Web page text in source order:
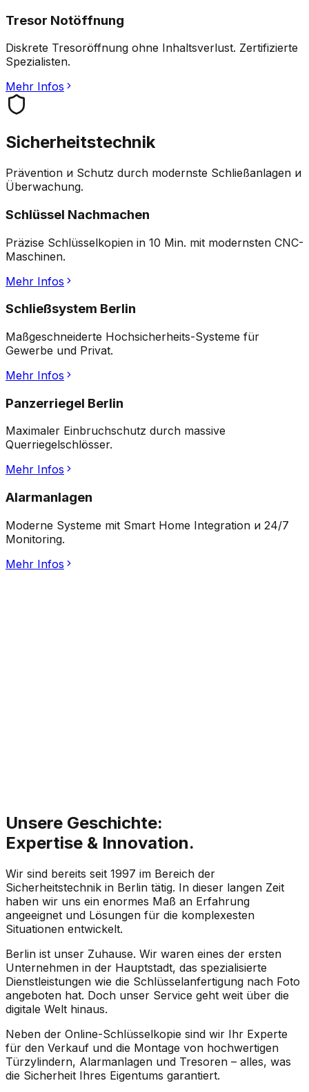
Tresor Notöffnung
Diskrete Tresoröffnung ohne Inhaltsverlust. Zertifizierte
Spezialisten.
Mehr Infos
Sicherheitstechnik
Prävention и Schutz durch modernste Schließanlagen и
Überwachung.
Schlüssel Nachmachen
Präzise Schlüsselkopien in 10 Min. mit modernsten CNC-
Maschinen.
Mehr Infos
Schließsystem Berlin
Maßgeschneiderte Hochsicherheits-Systeme für
Gewerbe und Privat.
Mehr Infos
Panzerriegel Berlin
Maximaler Einbruchschutz durch massive
Querriegelschlösser.
Mehr Infos
Alarmanlagen
Moderne Systeme mit Smart Home Integration и 24/7
Monitoring.
Mehr Infos
Unsere Geschichte:
Expertise & Innovation.
Wir sind bereits seit 1997 im Bereich der
Sicherheitstechnik in Berlin tätig. In dieser langen Zeit
haben wir uns ein enormes Maß an Erfahrung
angeeignet und Lösungen für die komplexesten
Situationen entwickelt.
Berlin ist unser Zuhause. Wir waren eines der ersten
Unternehmen in der Hauptstadt, das spezialisierte
Dienstleistungen wie die Schlüsselanfertigung nach Foto
angeboten hat. Doch unser Service geht weit über die
digitale Welt hinaus.
Neben der Online-Schlüsselkopie sind wir Ihr Experte
für den Verkauf und die Montage von hochwertigen
Türzylindern, Alarmanlagen und Tresoren – alles, was
die Sicherheit Ihres Eigentums garantiert.